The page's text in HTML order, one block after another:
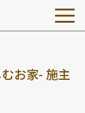
むお家- 施主